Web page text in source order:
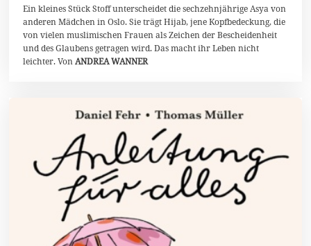
i
2
0
2
6
Ein kleines Stück Stoff unterscheidet die sechzehnjährige Asya von
anderen Mädchen in Oslo. Sie trägt Hijab, jene Kopfbedeckung, die
von vielen muslimischen Frauen als Zeichen der Bescheidenheit
und des Glaubens getragen wird. Das macht ihr Leben nicht
leichter. Von ANDREA WANNER